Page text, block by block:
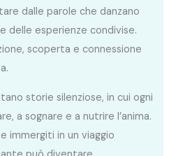
dalle parole che danzano
delle esperienze condivise.
scoperta e connessione
storie silenziose, in cui ogni
a sognare e a nutrire l’anima.
e immergiti in un viaggio